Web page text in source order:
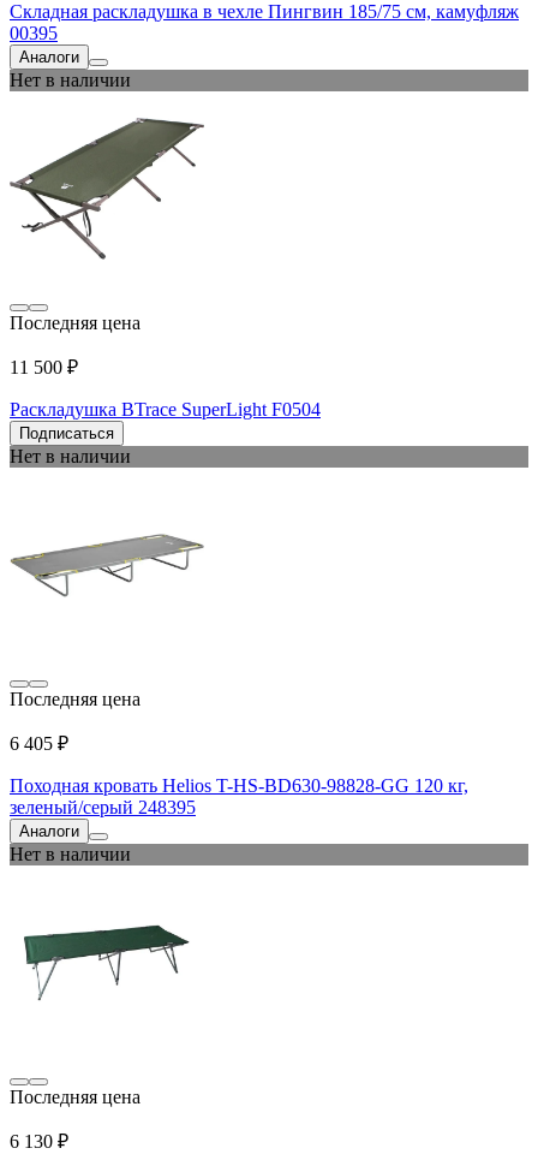
Складная раскладушка в чехле Пингвин 185/75 см, камуфляж
00395
Аналоги
Нет в наличии
Последняя цена
11 500 ₽
Раскладушка BTrace SuperLight F0504
Подписаться
Нет в наличии
Последняя цена
6 405 ₽
Походная кровать Helios T-HS-BD630-98828-GG 120 кг,
зеленый/серый 248395
Аналоги
Нет в наличии
Последняя цена
6 130 ₽